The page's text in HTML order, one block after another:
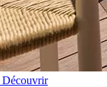
Découvrir